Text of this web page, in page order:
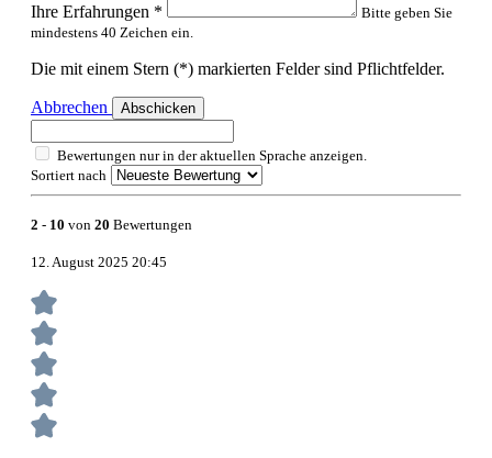
Ihre Erfahrungen *
Bitte geben Sie
mindestens 40 Zeichen ein.
Die mit einem Stern (*) markierten Felder sind Pflichtfelder.
Abbrechen Abschicken
Bewertungen nur in der aktuellen Sprache anzeigen.
Sortiert nach
2 - 10 von 20 Bewertungen
12. August 2025 20:45